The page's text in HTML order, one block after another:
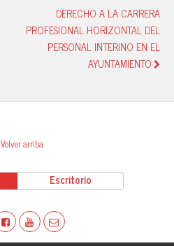
DERECHO A LA CARRERA
PROFESIONAL HORIZONTAL DEL
PERSONAL INTERINO EN EL
AYUNTAMIENTO
Volver arriba
Escritorio